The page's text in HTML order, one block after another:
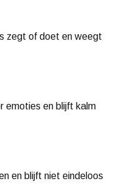
zegt of doet en weegt
emoties en blijft kalm
en blijft niet eindeloos